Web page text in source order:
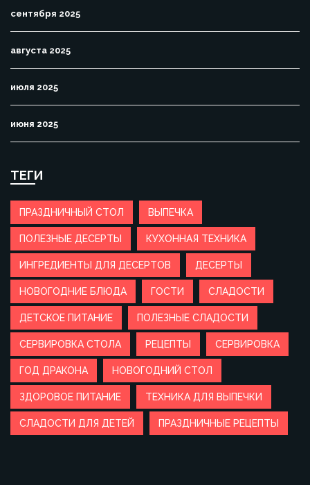
сентября 2025
августа 2025
июля 2025
июня 2025
ТЕГИ
ПРАЗДНИЧНЫЙ СТОЛ ВЫПЕЧКА
ПОЛЕЗНЫЕ ДЕСЕРТЫ КУХОННАЯ ТЕХНИКА
ИНГРЕДИЕНТЫ ДЛЯ ДЕСЕРТОВ ДЕСЕРТЫ
НОВОГОДНИЕ БЛЮДА ГОСТИ СЛАДОСТИ
ДЕТСКОЕ ПИТАНИЕ ПОЛЕЗНЫЕ СЛАДОСТИ
СЕРВИРОВКА СТОЛА РЕЦЕПТЫ СЕРВИРОВКА
ГОД ДРАКОНА НОВОГОДНИЙ СТОЛ
ЗДОРОВОЕ ПИТАНИЕ ТЕХНИКА ДЛЯ ВЫПЕЧКИ
СЛАДОСТИ ДЛЯ ДЕТЕЙ ПРАЗДНИЧНЫЕ РЕЦЕПТЫ